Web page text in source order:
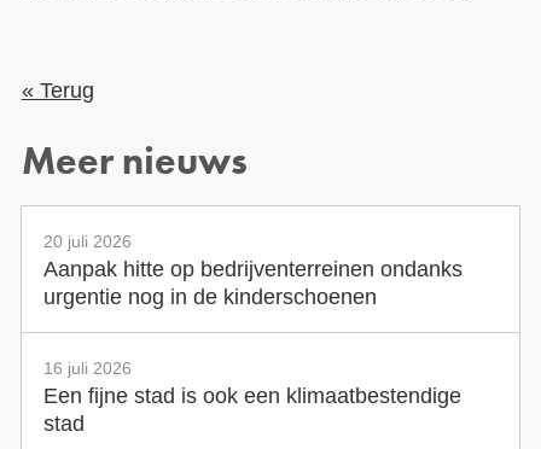
« Terug
Meer nieuws
20 juli 2026
Aanpak hitte op bedrijventerreinen ondanks
urgentie nog in de kinderschoenen
16 juli 2026
Een fijne stad is ook een klimaatbestendige
stad